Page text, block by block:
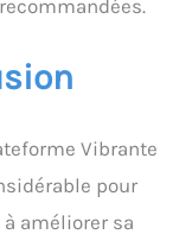
Vibrante
pour
améliorer sa